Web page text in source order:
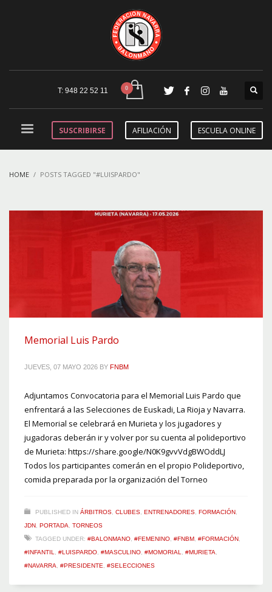
T: 948 22 52 11
SUSCRIBIRSE AFILIACIÓN ESCUELA ONLINE
HOME POSTS TAGGED "#LUISPARDO"
Memorial Luis Pardo
JUEVES, 07 MAYO 2026 BY FNBM
Adjuntamos Convocatoria para el Memorial Luis Pardo que
enfrentará a las Selecciones de Euskadi, La Rioja y Navarra.
El Memorial se celebrará en Murieta y los jugadores y
jugadoras deberán ir y volver por su cuenta al polideportivo
de Murieta: https://share.google/N0K9gvvVdgBWOddLJ
Todos los participantes comerán en el propio Polideportivo,
comida preparada por la organización del Torneo
PUBLISHED IN ÁRBITROS CLUBES ENTRENADORES FORMACIÓN
JDN PORTADA
TORNEOS
TAGGED UNDER: #BALONMANO #FEMENINO #FNBM #FORMACIÓN
#INFANTIL
#LUISPARDO #MASCULINO #MOMORIAL #MURIETA
#NAVARRA
#PRESIDENTE #SELECCIONES